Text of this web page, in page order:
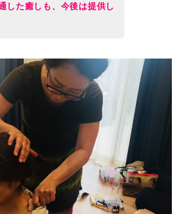
した癒しも、今後は提供し